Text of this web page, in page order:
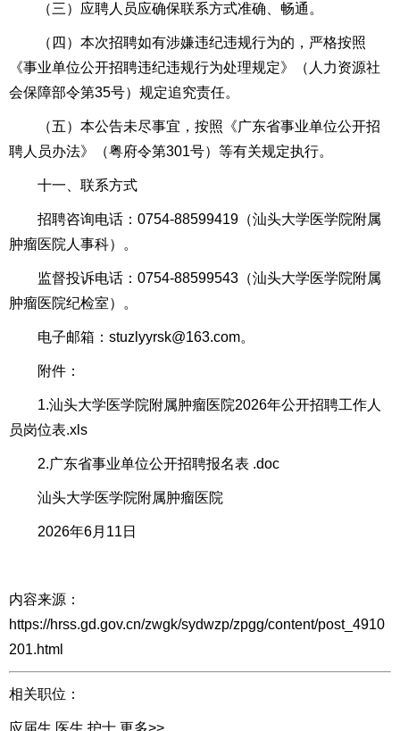
（三）应聘人员应确保联系方式准确、畅通。
（四）本次招聘如有涉嫌违纪违规行为的，严格按照
《事业单位公开招聘违纪违规行为处理规定》（人力资源社
会保障部令第35号）规定追究责任。
（五）本公告未尽事宜，按照《广东省事业单位公开招
聘人员办法》（粤府令第301号）等有关规定执行。
十一、联系方式
招聘咨询电话：0754-88599419（汕头大学医学院附属
肿瘤医院人事科）。
监督投诉电话：0754-88599543（汕头大学医学院附属
肿瘤医院纪检室）。
电子邮箱：stuzlyyrsk@163.com。
附件：
1.汕头大学医学院附属肿瘤医院2026年公开招聘工作人
员岗位表.xls
2.广东省事业单位公开招聘报名表 .doc
汕头大学医学院附属肿瘤医院
2026年6月11日
内容来源：
https://hrss.gd.gov.cn/zwgk/sydwzp/zpgg/content/post_4910
201.html
相关职位：
应届生 医生 护士 更多>>